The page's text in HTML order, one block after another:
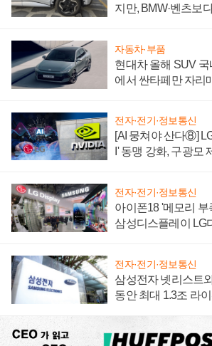
지만, BMW·벤츠보
자동차·부품
현대차 올해 SUV
에서 싼타페만 자리
전자·전기·정보통신
[AI 뭉쳐야 산다⑧]
I' 동맹 강화, 구광모
전자·전기·정보통신
아이폰18 '메모리
삼성디스플레이 LG
전자·전기·정보통신
삼성전자 넷리스트
동안 최대 1.3조 라